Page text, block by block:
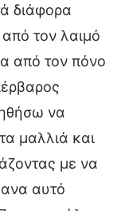
διάφορα
τον λαιμό
από τον πόνο
να
μαλλιά και
με να
αυτό